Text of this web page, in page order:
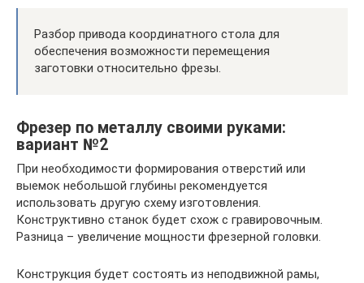
Разбор привода координатного стола для
обеспечения возможности перемещения
заготовки относительно фрезы.
Фрезер по металлу своими руками:
вариант №2
При необходимости формирования отверстий или
выемок небольшой глубины рекомендуется
использовать другую схему изготовления.
Конструктивно станок будет схож с гравировочным.
Разница – увеличение мощности фрезерной головки.
Конструкция будет состоять из неподвижной рамы,